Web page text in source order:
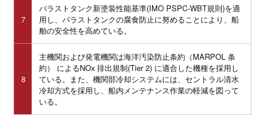
7
バラストタンク新塗装性能基準(IMO PSPC-WBT規則)を適
用し、バラストタンクの腐食防止に努めることにより、船
舶の安全性を高めている。
8
主機関および発電機関は海洋汚染防止条約（MARPOL 条
約） によるNOx 排出規制(Tier 2) に適合した機種を採用し
ている。また、機関部冷却システムには、セントラル清水
冷却方式を採用し、船内メンテナンス作業の軽減を図って
いる。